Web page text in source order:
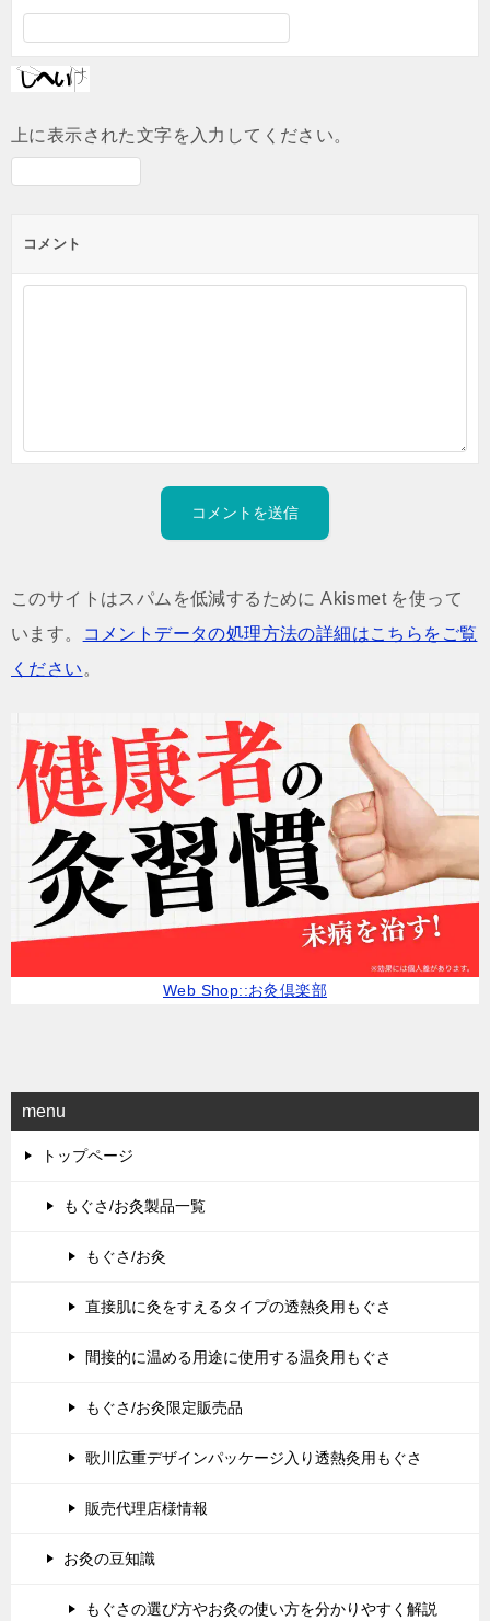
上に表示された文字を入力してください。
コメント
このサイトはスパムを低減するために Akismet を使って
います。
コメントデータの処理方法の詳細はこちらをご覧
ください 。
Web Shop::お灸倶楽部
menu
トップページ
もぐさ/お灸製品一覧
もぐさ/お灸
直接肌に灸をすえるタイプの透熱灸用もぐさ
間接的に温める用途に使用する温灸用もぐさ
もぐさ/お灸限定販売品
歌川広重デザインパッケージ入り透熱灸用もぐさ
販売代理店様情報
お灸の豆知識
もぐさの選び方やお灸の使い方を分かりやすく解説